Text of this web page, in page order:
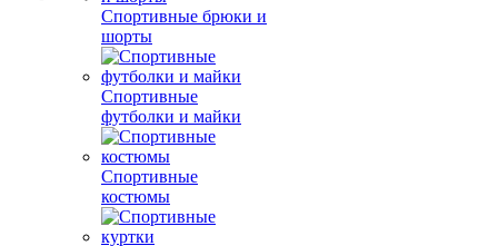
Спортивные брюки и
шорты
Спортивные
футболки и майки
Спортивные
костюмы